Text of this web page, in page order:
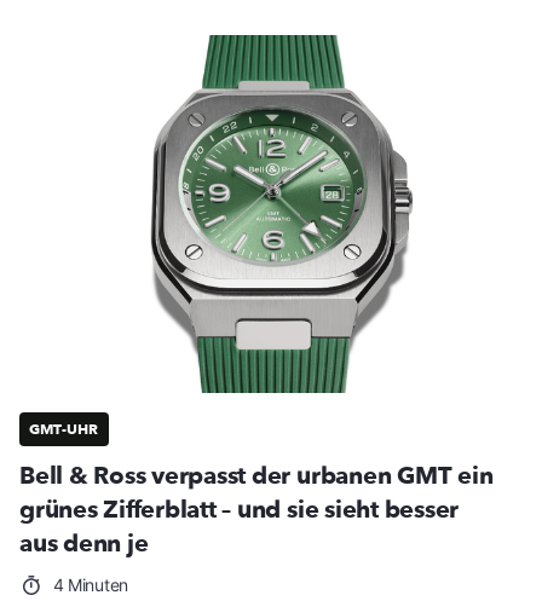
GMT-UHR
Bell & Ross verpasst der urbanen GMT ein
grünes Zifferblatt – und sie sieht besser
aus denn je
4 Minuten